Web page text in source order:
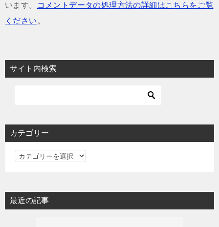
います。
コメントデータの処理方法の詳細はこちらをご覧
ください 。
サイト内検索
カテゴリー
カ
リ
ー
最近の記事